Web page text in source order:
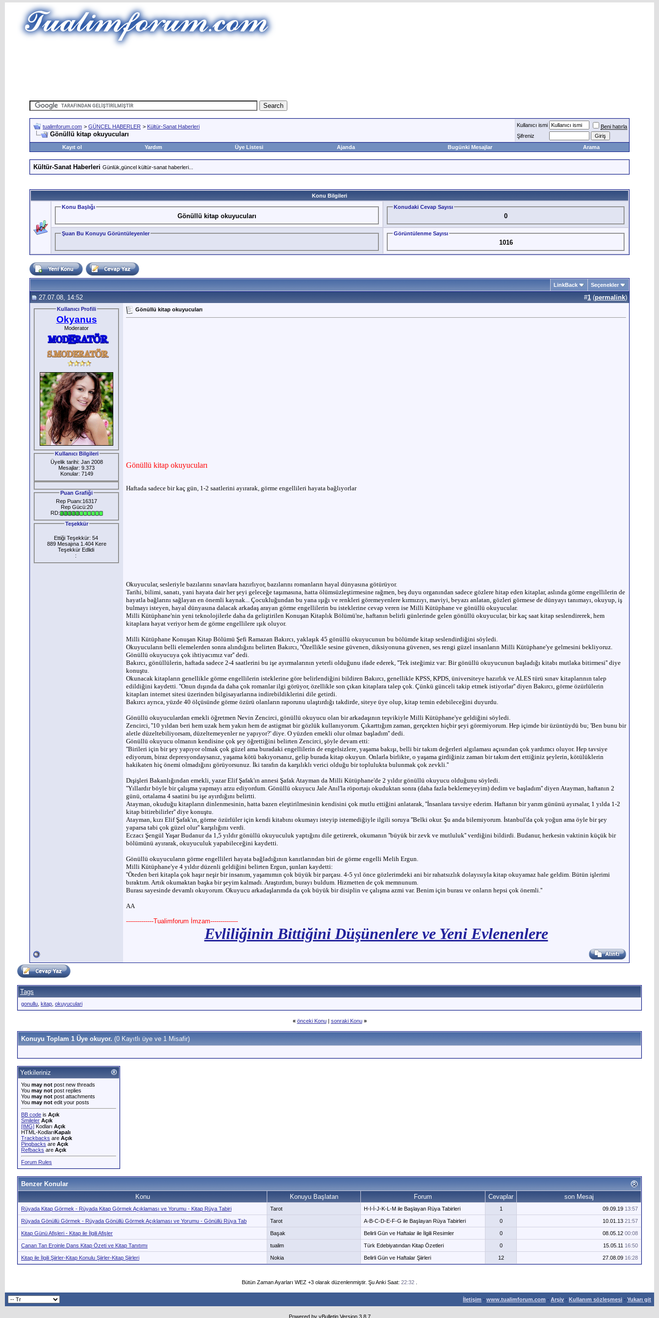
tualimforum.com > GÜNCEL HABERLER > Kültür-Sanat Haberleri
Gönüllü kitap okuyucuları
Kullanıcı ismi
Beni hatırla
Şifreniz
Kayıt ol
Yardım Üye Listesi Ajanda Bugünki Mesajlar Arama
Kültür-Sanat Haberleri Günlük,güncel kültür-sanat haberleri...
Konu Bilgileri
Konu Başlığı
Gönüllü kitap okuyucuları
Konudaki Cevap Sayısı
0
Şuan Bu Konuyu Görüntüleyenler Görüntülenme Sayısı
1016
LinkBack Seçenekler
27.07.08, 14:52 #1 (permalink)
Kullanıcı Profili
Okyanus
Moderator
Kullanıcı Bilgileri
Üyelik tarihi: Jan 2008
Mesajlar: 9.373
Konular: 7149
Puan Grafiği
Rep Puanı:16317
Rep Gücü:20
RD:
Teşekkür
Ettiği Teşekkür: 54
889 Mesajına 1.404 Kere
Teşekkür Edlidi
:
Gönüllü kitap okuyucuları
Gönüllü kitap okuyucuları
Haftada sadece bir kaç gün, 1-2 saatlerini ayırarak, görme engellileri hayata bağlıyorlar
Okuyucular, sesleriyle bazılarını sınavlara hazırlıyor, bazılarını romanların hayal dünyasına götürüyor.
Tarihi, bilimi, sanatı, yani hayata dair her şeyi geleceğe taşımasına, hatta ölümsüzleştirmesine rağmen, beş duyu organından sadece gözlere hitap eden kitaplar, aslında görme engellilerin de
hayatla bağlarını sağlayan en önemli kaynak... Çocukluğundan bu yana ışığı ve renkleri göremeyenlere kırmızıyı, maviyi, beyazı anlatan, gözleri görmese de dünyayı tanımayı, okuyup, iş
bulmayı isteyen, hayal dünyasına dalacak arkadaş arayan görme engellilerin bu isteklerine cevap veren ise Milli Kütüphane ve gönüllü okuyucular.
Milli Kütüphane'nin yeni teknolojilerle daha da geliştirilen Konuşan Kitaplık Bölümü'ne, haftanın belirli günlerinde gelen gönüllü okuyucular, bir kaç saat kitap seslendirerek, hem
kitaplara hayat veriyor hem de görme engellilere ışık oluyor.
Milli Kütüphane Konuşan Kitap Bölümü Şefi Ramazan Bakırcı, yaklaşık 45 gönüllü okuyucunun bu bölümde kitap seslendirdiğini söyledi.
Okuyucuların belli elemelerden sonra alındığını belirten Bakırcı, ''Özellikle sesine güvenen, diksiyonuna güvenen, ses rengi güzel insanların Milli Kütüphane'ye gelmesini bekliyoruz.
Gönüllü okuyucuya çok ihtiyacımız var'' dedi.
Bakırcı, gönüllülerin, haftada sadece 2-4 saatlerini bu işe ayırmalarının yeterli olduğunu ifade ederek, ''Tek isteğimiz var: Bir gönüllü okuyucunun başladığı kitabı mutlaka bitirmesi'' diye
konuştu.
Okunacak kitapların genellikle görme engellilerin isteklerine göre belirlendiğini bildiren Bakırcı, genellikle KPSS, KPDS, üniversiteye hazırlık ve ALES türü sınav kitaplarının talep
edildiğini kaydetti. ''Onun dışında da daha çok romanlar ilgi görüyor, özellikle son çıkan kitaplara talep çok. Çünkü günceli takip etmek istiyorlar'' diyen Bakırcı, görme özürlülerin
kitapları internet sitesi üzerinden bilgisayarlarına indirebildiklerini dile getirdi.
Bakırcı ayrıca, yüzde 40 ölçüsünde görme özürü olanların raporunu ulaştırdığı takdirde, siteye üye olup, kitap temin edebileceğini duyurdu.
Gönüllü okuyuculardan emekli öğretmen Nevin Zencirci, gönüllü okuyucu olan bir arkadaşının teşvikiyle Milli Kütüphane'ye geldiğini söyledi.
Zencirci, ''10 yıldan beri hem uzak hem yakın hem de astigmat bir gözlük kullanıyorum. Çıkarttığım zaman, gerçekten hiçbir şeyi göremiyorum. Hep içimde bir üzüntüydü bu; 'Ben bunu bir
aletle düzeltebiliyorsam, düzeltemeyenler ne yapıyor?' diye. O yüzden emekli olur olmaz başladım'' dedi.
Gönüllü okuyucu olmanın kendisine çok şey öğrettiğini belirten Zencirci, şöyle devam etti:
''Birileri için bir şey yapıyor olmak çok güzel ama buradaki engellilerin de engelsizlere, yaşama bakışı, belli bir takım değerleri algılaması açısından çok yardımcı oluyor. Hep tavsiye
ediyorum, biraz depresyondaysanız, yaşama kötü bakıyorsanız, gelip burada kitap okuyun. Onlarla birlikte, o yaşama girdiğiniz zaman bir takım dert ettiğiniz şeylerin, kötülüklerin
hakikaten hiç önemi olmadığını görüyorsunuz. İki tarafın da karşılıklı verici olduğu bir toplulukta bulunmak çok zevkli.''
Dışişleri Bakanlığından emekli, yazar Elif Şafak'ın annesi Şafak Atayman da Milli Kütüphane'de 2 yıldır gönüllü okuyucu olduğunu söyledi.
''Yıllardır böyle bir çalışma yapmayı arzu ediyordum. Gönüllü okuyucu Jale Anıl'la röportajı okuduktan sonra (daha fazla beklemeyeyim) dedim ve başladım'' diyen Atayman, haftanın 2
günü, ortalama 4 saatini bu işe ayırdığını belirtti.
Atayman, okuduğu kitapların dinlenmesinin, hatta bazen eleştirilmesinin kendisini çok mutlu ettiğini anlatarak, ''İnsanlara tavsiye ederim. Haftanın bir yarım gününü ayırsalar, 1 yılda 1-2
kitap bitirebilirler'' diye konuştu.
Atayman, kızı Elif Şafak'ın, görme özürlüler için kendi kitabını okumayı isteyip istemediğiyle ilgili soruya ''Belki okur. Şu anda bilemiyorum. İstanbul'da çok yoğun ama öyle bir şey
yaparsa tabi çok güzel olur'' karşılığını verdi.
Eczacı Şengül Yaşar Budanur da 1,5 yıldır gönüllü okuyuculuk yaptığını dile getirerek, okumanın ''büyük bir zevk ve mutluluk'' verdiğini bildirdi. Budanur, herkesin vaktinin küçük bir
bölümünü ayırarak, okuyuculuk yapabileceğini kaydetti.
Gönüllü okuyucuların görme engellileri hayata bağladığının kanıtlarından biri de görme engelli Melih Ergun.
Milli Kütüphane'ye 4 yıldır düzenli geldiğini belirten Ergun, şunları kaydetti:
''Öteden beri kitapla çok haşır neşir bir insanım, yaşamımın çok büyük bir parçası. 4-5 yıl önce gözlerimdeki ani bir rahatsızlık dolayısıyla kitap okuyamaz hale geldim. Bütün işlerimi
bıraktım. Artık okumaktan başka bir şeyim kalmadı. Araştırdım, burayı buldum. Hizmetten de çok memnunum.
Burası sayesinde devamlı okuyorum. Okuyucu arkadaşlarımda da çok büyük bir disiplin ve çalışma azmi var. Benim için burası ve onların hepsi çok önemli.''
AA
--------------Tualimforum İmzam--------------
Evliliğinin Bittiğini Düşünenlere ve Yeni Evlenenlere
Tags
gonullu kitap okuyuculari
« önceki Konu| sonraki Konu »
Konuyu Toplam 1 Üye okuyor. (0 Kayıtlı üye ve 1 Misafir)
Yetkileriniz
You may not post new threads
You may not post replies
You may not post attachments
You may not edit your posts
BB code is Açık
Smileler Açık
[IMG] Kodları Açık
HTML-KodlarıKapalı
Trackbacks are Açık
Pingbacks are Açık
Refbacks are Açık
Forum Rules
Benzer Konular
Konu
Konuyu Başlatan Forum Cevaplar son Mesaj
Rüyada Kitap Görmek - Rüyada Kitap Görmek Açıklaması ve Yorumu - Kitap Rüya Tabiri Tarot H-I-İ-J-K-L-M ile Başlayan Rüya Tabirleri 1 09.09.19 13:57
Rüyada Gönüllü Görmek - Rüyada Gönüllü Görmek Açıklaması ve Yorumu - Gönüllü Rüya Tab Tarot A-B-C-D-E-F-G ile Başlayan Rüya Tabirleri 0 10.01.13 21:57
Kitap Günü Afişleri - Kitap ile İlgili Afişler Başak Belirli Gün ve Haftalar ile İlgili Resimler 0 08.05.12 00:08
Canan Tan Eroinle Dans Kitap Özeti ve Kitap Tanıtımı tualim Türk Edebiyatından Kitap Özetleri 0 15.05.11 16:50
Kitap ile İlgili Şiirler-Kitap Konulu Şiirler-Kitap Şiirleri Nokia Belirli Gün ve Haftalar Şiirleri 12 27.08.09 16:28
Bütün Zaman Ayarları WEZ +3 olarak düzenlenmiştir. Şu Anki Saat: 22:32
İletişim - www.tualimforum.com - Arşiv - Kullanım sözleşmesi - Yukarı git
Powered by vBulletin Version 3.8.7